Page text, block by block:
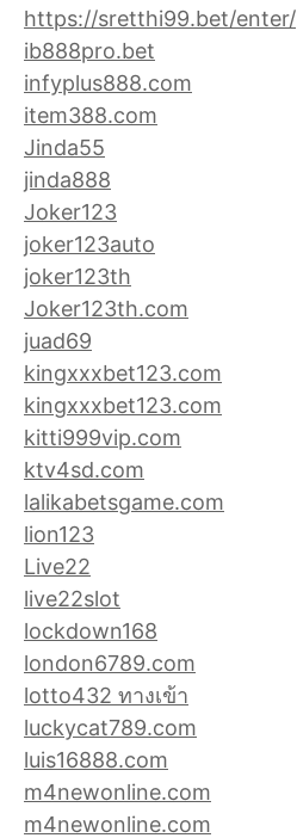
https://sretthi99.bet/enter/
ib888pro.bet
infyplus888.com
item388.com
Jinda55
jinda888
Joker123
joker123auto
joker123th
Joker123th.com
juad69
kingxxxbet123.com
kingxxxbet123.com
kitti999vip.com
ktv4sd.com
lalikabetsgame.com
lion123
Live22
live22slot
lockdown168
london6789.com
lotto432 ทางเข้า
luckycat789.com
luis16888.com
m4newonline.com
m4newonline.com